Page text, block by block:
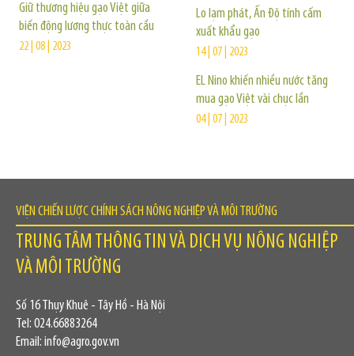
Giữ thương hiệu gạo Việt giữa
biến động lương thực toàn cầu
22 | 08 | 2023
Lo lạm phát, Ấn Độ tính cấm
xuất khẩu gạo
14 | 07 | 2023
EL Nino khiến nhiều nước tăng
mua gạo Việt vài chục lần
04 | 07 | 2023
VIỆN CHIẾN LƯỢC CHÍNH SÁCH NÔNG NGHIỆP VÀ MÔI TRƯỜNG
TRUNG TÂM THÔNG TIN VÀ DỊCH VỤ NÔNG NGHIỆP
VÀ MÔI TRƯỜNG
Số 16 Thụy Khuê - Tây Hồ - Hà Nội
Tel: 024.66883264
Email: info@agro.gov.vn